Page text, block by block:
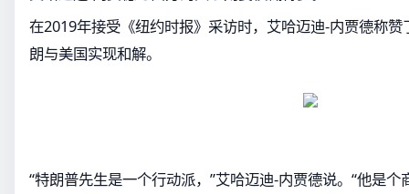
在2019年接受《纽约时报》采访时，艾哈迈迪-内贾德称
朗与美国实现和解。
“特朗普先生是一个行动派，”艾哈迈迪-内贾德说。“他是